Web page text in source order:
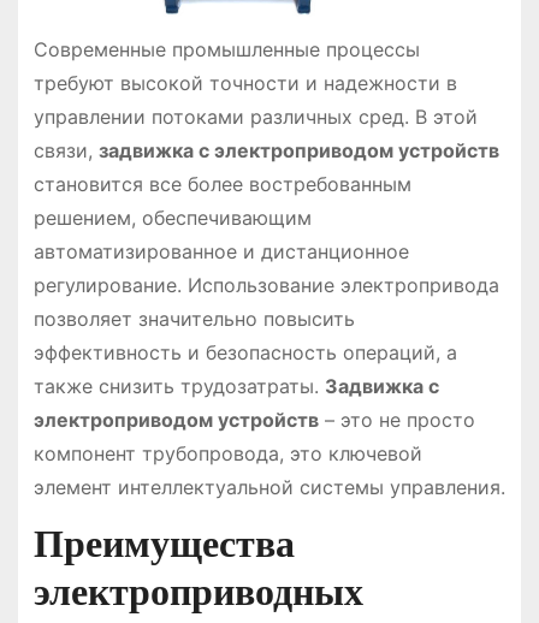
Современные промышленные процессы
требуют высокой точности и надежности в
управлении потоками различных сред. В этой
связи, задвижка с электроприводом устройств
становится все более востребованным
решением, обеспечивающим
автоматизированное и дистанционное
регулирование. Использование электропривода
позволяет значительно повысить
эффективность и безопасность операций, а
также снизить трудозатраты. Задвижка с
электроприводом устройств– это не просто
компонент трубопровода, это ключевой
элемент интеллектуальной системы управления.
Преимущества
электроприводных